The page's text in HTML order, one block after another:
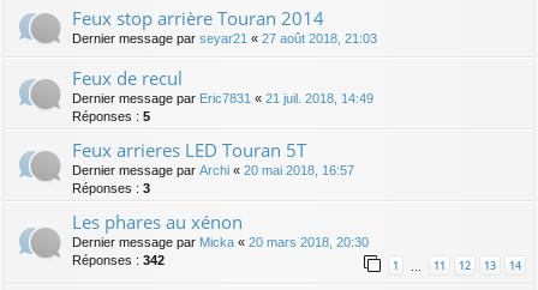
Feux stop arrière Touran 2014
Dernier message par seyar21 « 27 août 2018, 21:03
Feux de recul
Dernier message par Eric7831 « 21 juil. 2018, 14:49
Réponses : 5
Feux arrieres LED Touran 5T
Dernier message par Archi « 20 mai 2018, 16:57
Réponses : 3
Les phares au xénon
Dernier message par Micka « 20 mars 2018, 20:30
Réponses : 342 1 11 12 13 14